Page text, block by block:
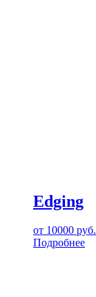
Edging
от 10000 руб.
Подробнее